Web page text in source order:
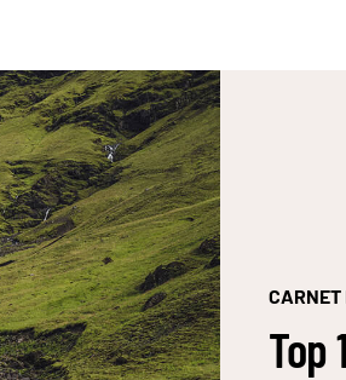
© Karsten
CARNET
Top